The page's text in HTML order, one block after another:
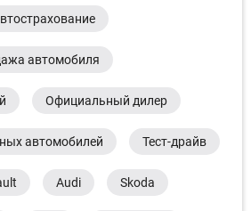
автомобиля
Официальный дилер
автомобилей Тест-драйв
Audi Skoda